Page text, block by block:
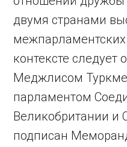
двумя странами
контексте следует
Меджлисом
парламентом
Великобритании и
подписан